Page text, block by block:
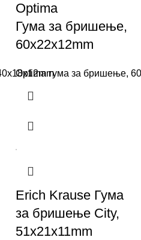
Optima
Гума за бришење,
60x22x12mm
Optima гума за бришење,
Erich Krause Гума
за бришење City,
51x21x11mm